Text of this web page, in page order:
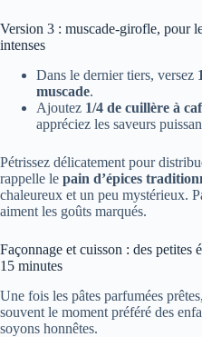
Version 3 : muscade-girofle, pour
intenses
Dans le dernier tiers, versez
muscade.
Ajoutez 1/4 de cuillère à
appréciez les saveurs
Pétrissez délicatement pour
rappelle le pain d’épices
chaleureux et un peu mystérieux.
aiment les goûts marqués.
Façonnage et cuisson : des petites
15 minutes
Une fois les pâtes parfumées
souvent le moment préféré des
soyons honnêtes.